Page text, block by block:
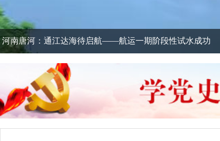
河南唐河：蟠桃产业助农增收